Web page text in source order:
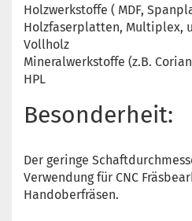
Holzwerkstoffe ( MDF,
Holzfaserplatten, Multiplex,
Vollholz
Mineralwerkstoffe (z.B.
HPL
Besonderheit:
Der geringe
Verwendung für CNC
Handoberfräsen.